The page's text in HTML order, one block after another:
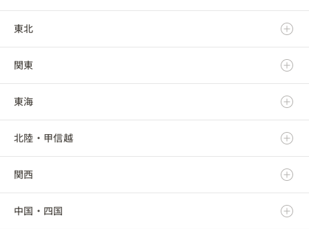
北海道
東北
青森県
岩手県
宮城県
秋田県
山形県
関東
茨城県
栃木県
群馬県
埼玉県
東海
岐阜県
静岡県
愛知県
北陸・甲信越
新潟県
富山県
関西
滋賀県
中国・四国